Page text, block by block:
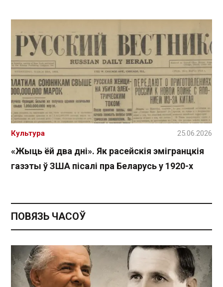
«Жыць ёй два дні». Як расейскія эмігранцкія
газэты ў ЗША пісалі пра Беларусь у 1920-х
Культура 25.06.2026
ПОВЯЗЬ ЧАСОЎ